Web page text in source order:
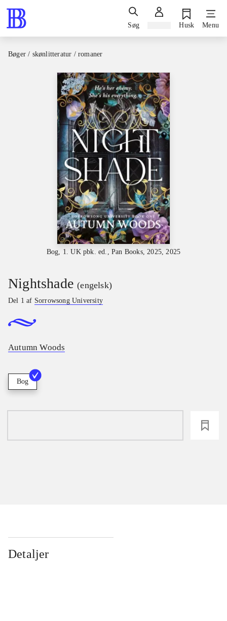
Søg Husk Menu
Bøger / skønlitteratur / romaner
Bog, 1. UK pbk. ed., Pan Books, 2025, 2025
Nightshade (engelsk)
Del 1 af Sorrowsong University
Autumn Woods
Bog
Detaljer